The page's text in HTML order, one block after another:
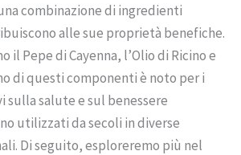
combinazione di ingredienti
alle sue proprietà benefiche.
il Pepe di Cayenna, l’Olio di Ricino e
di questi componenti è noto per i
salute e sul benessere
utilizzati da secoli in diverse
Di seguito, esploreremo più nel